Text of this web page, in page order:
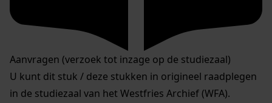
Aanvragen (verzoek tot inzage op de studiezaal)
U kunt dit stuk / deze stukken in origineel raadplegen
in de studiezaal van het Westfries Archief (WFA).